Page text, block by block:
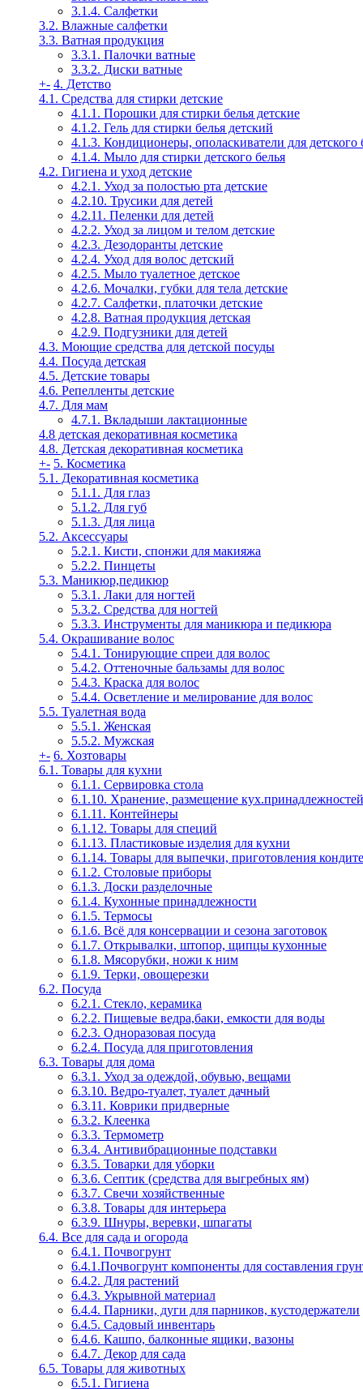
3.1.4. Салфетки
3.2. Влажные салфетки
3.3. Ватная продукция
3.3.1. Палочки ватные
3.3.2. Диски ватные
+- 4. Детство
4.1. Средства для стирки детские
4.1.1. Порошки для стирки белья детские
4.1.2. Гель для стирки белья детский
4.1.3. Кондиционеры, ополаскиватели для детского
4.1.4. Мыло для стирки детского белья
4.2. Гигиена и уход детские
4.2.1. Уход за полостью рта детские
4.2.10. Трусики для детей
4.2.11. Пеленки для детей
4.2.2. Уход за лицом и телом детские
4.2.3. Дезодоранты детские
4.2.4. Уход для волос детский
4.2.5. Мыло туалетное детское
4.2.6. Мочалки, губки для тела детские
4.2.7. Салфетки, платочки детские
4.2.8. Ватная продукция детская
4.2.9. Подгузники для детей
4.3. Моющие средства для детской посуды
4.4. Посуда детская
4.5. Детские товары
4.6. Репелленты детские
4.7. Для мам
4.7.1. Вкладыши лактационные
4.8 детская декоративная косметика
4.8. Детская декоративная косметика
+- 5. Косметика
5.1. Декоративная косметика
5.1.1. Для глаз
5.1.2. Для губ
5.1.3. Для лица
5.2. Аксессуары
5.2.1. Кисти, спонжи для макияжа
5.2.2. Пинцеты
5.3. Маникюр,педикюр
5.3.1. Лаки для ногтей
5.3.2. Средства для ногтей
5.3.3. Инструменты для маникюра и педикюра
5.4. Окрашивание волос
5.4.1. Тонирующие спреи для волос
5.4.2. Оттеночные бальзамы для волос
5.4.3. Краска для волос
5.4.4. Осветление и мелирование для волос
5.5. Туалетная вода
5.5.1. Женская
5.5.2. Мужская
+- 6. Хозтовары
6.1. Товары для кухни
6.1.1. Сервировка стола
6.1.10. Хранение, размещение кух.принадлежностей
6.1.11. Контейнеры
6.1.12. Товары для специй
6.1.13. Пластиковые изделия для кухни
6.1.14. Товары для выпечки, приготовления
6.1.2. Столовые приборы
6.1.3. Доски разделочные
6.1.4. Кухонные принадлежности
6.1.5. Термосы
6.1.6. Всё для консервации и сезона заготовок
6.1.7. Открывалки, штопор, щипцы кухонные
6.1.8. Мясорубки, ножи к ним
6.1.9. Терки, овощерезки
6.2. Посуда
6.2.1. Стекло, керамика
6.2.2. Пищевые ведра,баки, емкости для воды
6.2.3. Одноразовая посуда
6.2.4. Посуда для приготовления
6.3. Товары для дома
6.3.1. Уход за одеждой, обувью, вещами
6.3.10. Ведро-туалет, туалет дачный
6.3.11. Коврики придверные
6.3.2. Клеенка
6.3.3. Термометр
6.3.4. Антивибрационные подставки
6.3.5. Товарки для уборки
6.3.6. Септик (средства для выгребных ям)
6.3.7. Свечи хозяйственные
6.3.8. Товары для интерьера
6.3.9. Шнуры, веревки, шпагаты
6.4. Все для сада и огорода
6.4.1. Почвогрунт
6.4.1.Почвогрунт компоненты для составления
6.4.2. Для растений
6.4.3. Укрывной материал
6.4.4. Парники, дуги для парников, кустодержатели
6.4.5. Садовый инвентарь
6.4.6. Кашпо, балконные ящики, вазоны
6.4.7. Декор для сада
6.5. Товары для животных
6.5.1. Гигиена